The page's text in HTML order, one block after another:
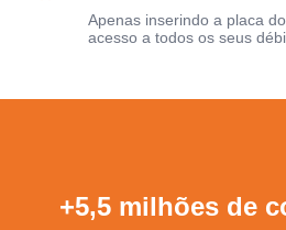
Apenas inserindo a placa
acesso a todos os seus
+5,5 milhões de